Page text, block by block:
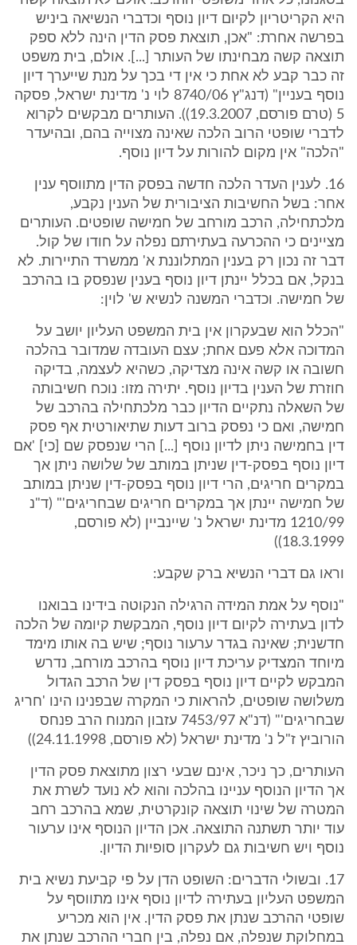
היא הקריטריון לקיום דיון נוסף וכדברי הנשיאה ביניש
בפרשה אחרת: "אכן, תוצאת פסק הדין הינה ללא ספק
תוצאה קשה מבחינתו של העותר [...]. אולם, בית משפט
זה כבר קבע לא אחת כי אין די בכך על מנת שייערך דיון
נוסף בעניין" (דנג"ץ 8740/06 לוי נ' מדינת ישראל, פסקה
5 (טרם פורסם, 19.3.2007)). העותרים מבקשים לקרוא
לדברי שופטי הרוב הלכה שאינה מצוייה בהם, ובהיעדר
"הלכה" אין מקום להורות על דיון נוסף.
16. לענין העדר הלכה חדשה בפסק הדין מתווסף ענין
אחר: בשל החשיבות הציבורית של הענין נקבע,
מלכתחילה, הרכב מורחב של חמישה שופטים. העותרים
מציינים כי ההכרעה בעתירתם נפלה על חודו של קול.
דבר זה נכון רק בענין המתלוננת א' ממשרד התיירות. לא
בנקל, אם בכלל יינתן דיון נוסף בענין שנפסק בו בהרכב
של חמישה. וכדברי המשנה לנשיא ש' לוין:
"הכלל הוא שבעקרון אין בית המשפט העליון יושב על
המדוכה אלא פעם אחת; עצם העובדה שמדובר בהלכה
חשובה או קשה אינה מצדיקה, כשהיא לעצמה, בדיקה
חוזרת של הענין בדיון נוסף. יתירה מזו: נוכח חשיבותה
של השאלה נתקיים הדיון כבר מלכתחילה בהרכב של
חמישה, ואם כי נפסק ברוב דעות שתיאורטית אף פסק
דין בחמישה ניתן לדיון נוסף [...] הרי שנפסק שם [כי] 'אם
דיון נוסף בפסק-דין שניתן במותב של שלושה ניתן אך
במקרים חריגים, הרי דיון נוסף בפסק-דין שניתן במותב
של חמישה יינתן אך במקרים חריגים שבחריגים'" (ד"נ
1210/99 מדינת ישראל נ' שיינביין (לא פורסם,
18.3.1999))
וראו גם דברי הנשיא ברק שקבע:
"נוסף על אמת המידה הרגילה הנקוטה בידינו בבואנו
לדון בעתירה לקיום דיון נוסף, המבקשת קיומה של הלכה
חדשנית; שאינה בגדר ערעור נוסף; שיש בה אותו מימד
מיוחד המצדיק עריכת דיון נוסף בהרכב מורחב, נדרש
המבקש לקיים דיון נוסף בפסק דין של הרכב הגדול
משלושה שופטים, להראות כי המקרה שבפנינו הינו 'חריג
שבחריגים'" (דנ"א 7453/97 עזבון המנוח הרב פנחס
הורוביץ ז"ל נ' מדינת ישראל (לא פורסם, 24.11.1998))
העותרים, כך ניכר, אינם שבעי רצון מתוצאת פסק הדין
אך הדיון הנוסף עניינו בהלכה והוא לא נועד לשרת את
המטרה של שינוי תוצאה קונקרטית, שמא בהרכב רחב
עוד יותר תשתנה התוצאה. אכן הדיון הנוסף אינו ערעור
נוסף ויש חשיבות גם לעקרון סופיות הדיון.
17. ובשולי הדברים: השופט הדן על פי קביעת נשיא בית
המשפט העליון בעתירה לדיון נוסף אינו מתווסף על
שופטי ההרכב שנתן את פסק הדין. אין הוא מכריע
במחלוקת שנפלה, אם נפלה, בין חברי ההרכב שנתן את